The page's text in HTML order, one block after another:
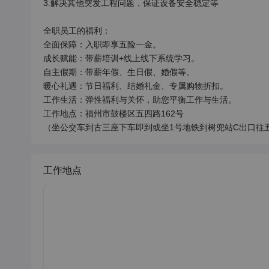
3.解决其他突发工程问题，保证设备安全稳定等
全职员工的福利：
全面保障：入职即享五险一金。
成长赋能：带薪培训+线上线下系统学习。
自主假期：带薪年假、生日假、婚假等。
暖心礼遇：节日福利、结婚礼金、专属购物折扣。
工作生活：弹性福利与关怀，助您平衡工作与生活。
工作地点：福州市鼓楼区五四路162号
（坐公交车到古三座下车即到或坐1号地铁到树兜站C出口往
工作地点